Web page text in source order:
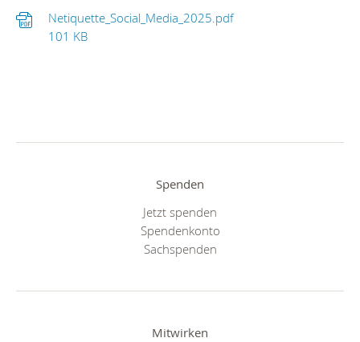
Netiquette_Social_Media_2025.pdf
101 KB
Spenden
Jetzt spenden
Spendenkonto
Sachspenden
Mitwirken